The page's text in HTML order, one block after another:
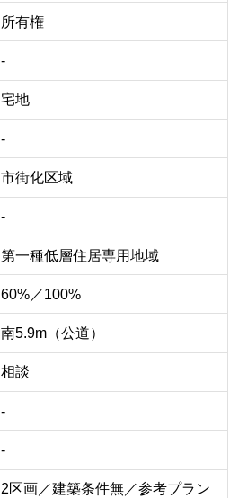
所有権
-
宅地
-
市街化区域
-
第一種低層住居専用地域
60%／100%
南5.9m（公道）
相談
-
-
2区画／建築条件無／参考プラン